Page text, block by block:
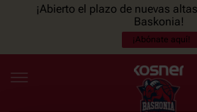
¡Abierto el plazo de nuevas
Baskonia!
¡Abónate aquí!